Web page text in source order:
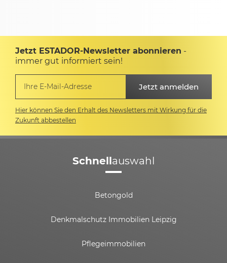
Jetzt ESTADOR-Newsletter abonnieren -
immer gut informiert sein!
Hier können Sie den Erhalt des Newsletters mit Wirkung für die
Zukunft abbestellen
Schnellauswahl
Betongold
Denkmalschutz Immobilien Leipzig
Pflegeimmobilien